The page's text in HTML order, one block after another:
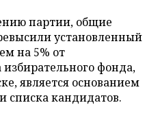
партии, общие
установленный
на 5% от
фонда,
является основанием
списка кандидатов.